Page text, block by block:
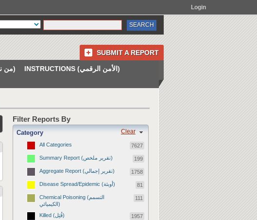
Login
SUBMIT A REPORT
ABOUT US (من نحن)
INSTRUCTIONS (الأمن الرقمي)
Filter Reports By
Clear
Category
All Categories 7627
Summary Report (تقرير ملخص) 199
Aggregate Report (تقرير إجمالي) 1758
Disease Spread/Epidemic (أوبئة) 81
Chemical Poisoning (التسمم
الكيميائي)
111
Killed (قُتِل) 1957